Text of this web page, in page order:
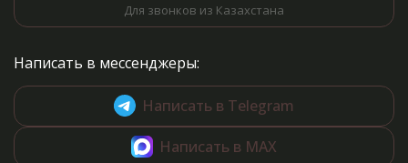
Для звонков из Казахстана
Написать в мессенджеры:
Написать в Telegram
Написать в MAX